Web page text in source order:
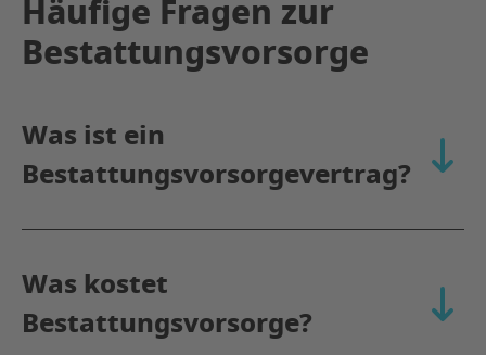
Häufige Fragen zur
Bestattungsvorsorge
Was ist ein
Bestattungsvorsorgevertrag?
Was kostet
Bestattungsvorsorge?